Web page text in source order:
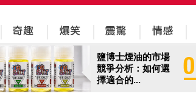
鹽博士煙油的市場
競爭分析：如何選
擇適合的...